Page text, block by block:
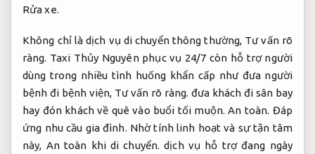
Rửa xe.
Không chỉ là dịch vụ di chuyển thông thường, Tư vấn rõ
ràng. Taxi Thủy Nguyên phục vụ 24/7 còn hỗ trợ người
dùng trong nhiều tình huống khẩn cấp như đưa người
bệnh đi bệnh viện, Tư vấn rõ ràng. đưa khách đi sân bay
hay đón khách về quê vào buổi tối muộn.An toàn. Đáp
ứng nhu cầu gia đình. Nhờ tính linh hoạt và sự tận tâm
này, An toàn khi di chuyển. dịch vụ hỗ trợ đang ngày